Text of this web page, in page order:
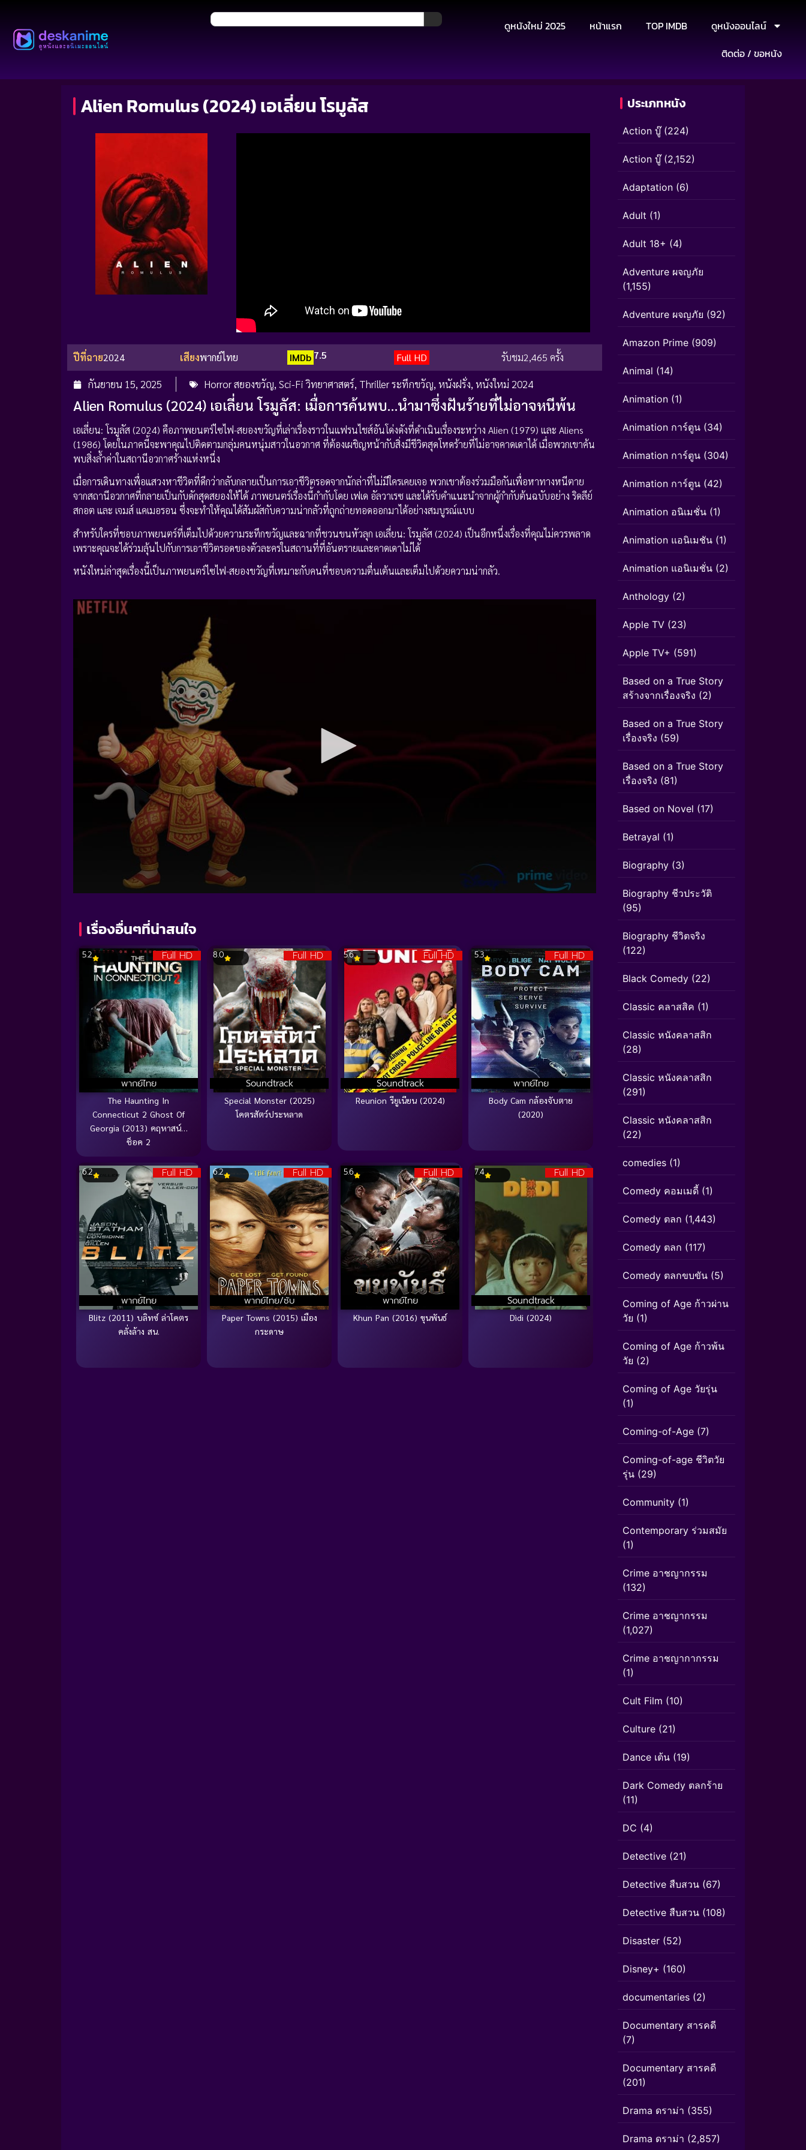
ดูหนังใหม่ 2025 หน้าแรก TOP IMDB
ดูหนังออนไลน์
ติดต่อ / ขอหนัง
Alien Romulus (2024) เอเลี่ยน โรมูลัส
ปีที่ฉาย2024 เสียงพากย์ไทย IMDb 7.5 Full HD รับชม2,465 ครั้ง
กันยายน 15, 2025 Horror สยองขวัญ, Sci-Fi วิทยาศาสตร์, Thriller ระทึกขวัญ, หนังฝรั่ง, หนังใหม่ 2024
Alien Romulus (2024) เอเลี่ยน โรมูลัส: เมื่อการค้นพบ…นำมาซึ่งฝันร้ายที่ไม่อาจหนีพ้น
เอเลี่ยน: โรมูลัส (2024) คือภาพยนตร์ไซไฟ-สยองขวัญที่เล่าเรื่องราวในแฟรนไชส์อันโด่งดังที่ดำเนินเรื่องระหว่าง Alien (1979) และ Aliens
(1986) โดยในภาคนี้จะพาคุณไปติดตามกลุ่มคนหนุ่มสาวในอวกาศ ที่ต้องเผชิญหน้ากับสิ่งมีชีวิตสุดโหดร้ายที่ไม่อาจคาดเดาได้ เมื่อพวกเขาค้น
พบสิ่งล้ำค่าในสถานีอวกาศร้างแห่งหนึ่ง
เมื่อการเดินทางเพื่อแสวงหาชีวิตที่ดีกว่ากลับกลายเป็นการเอาชีวิตรอดจากนักล่าที่ไม่มีใครเคยเจอ พวกเขาต้องร่วมมือกันเพื่อหาทางหนีตาย
จากสถานีอวกาศที่กลายเป็นกับดักสุดสยองให้ได้ ภาพยนตร์เรื่องนี้กำกับโดย เฟเด อัลวาเรซ และได้รับคำแนะนำจากผู้กำกับต้นฉบับอย่าง ริดลีย์
สกอต และ เจมส์ แคเมอรอน ซึ่งจะทำให้คุณได้สัมผัสกับความน่ากลัวที่ถูกถ่ายทอดออกมาได้อย่างสมบูรณ์แบบ
สำหรับใครที่ชอบภาพยนตร์ที่เต็มไปด้วยความระทึกขวัญและฉากที่ชวนขนหัวลุก เอเลี่ยน: โรมูลัส (2024) เป็นอีกหนึ่งเรื่องที่คุณไม่ควรพลาด
เพราะคุณจะได้ร่วมลุ้นไปกับการเอาชีวิตรอดของตัวละครในสถานที่ที่อันตรายและคาดเดาไม่ได้
หนังใหม่ล่าสุดเรื่องนี้เป็นภาพยนตร์ไซไฟ-สยองขวัญที่เหมาะกับคนที่ชอบความตื่นเต้นและเต็มไปด้วยความน่ากลัว.
เรื่องอื่นๆที่น่าสนใจ
Full HD
พากย์ไทย
5.2
The Haunting In
Connecticut 2 Ghost Of
Georgia (2013) คฤหาสน์…
ช็อค 2
Full HD
Soundtrack
8.0
Special Monster (2025)
โคตรสัตว์ประหลาด
Full HD
Soundtrack
5.6
Reunion รียูเนียน (2024)
Full HD
พากย์ไทย
5.3
Body Cam กล้องจับตาย
(2020)
Full HD
พากย์ไทย
6.2
Blitz (2011) บลิทซ์ ล่าโคตร
คลั่งล้าง สน.
Full HD
พากย์ไทย/ซับ
6.2
Paper Towns (2015) เมือง
กระดาษ
Full HD
พากย์ไทย
5.6
Khun Pan (2016) ขุนพันธ์
Full HD
Soundtrack
7.4
Dìdi (2024)
ประเภทหนัง
Action บู๊(224)
Action บู๊(2,152)
Adaptation (6)
Adult (1)
Adult 18+ (4)
Adventure ผจญภัย
(1,155)
Adventure ผจญภัย (92)
Amazon Prime (909)
Animal (14)
Animation (1)
Animation การ์ตูน (34)
Animation การ์ตูน (304)
Animation การ์ตูน (42)
Animation อนิเมชั่น (1)
Animation แอนิเมชัน (1)
Animation แอนิเมชั่น (2)
Anthology (2)
Apple TV (23)
Apple TV+ (591)
Based on a True Story
สร้างจากเรื่องจริง (2)
Based on a True Story
เรื่องจริง (59)
Based on a True Story
เรื่องจริง (81)
Based on Novel (17)
Betrayal (1)
Biography (3)
Biography ชีวประวัติ
(95)
Biography ชีวิตจริง
(122)
Black Comedy (22)
Classic คลาสสิค (1)
Classic หนังคลาสสิก
(28)
Classic หนังคลาสสิก
(291)
Classic หนังคลาสสิก
(22)
comedies (1)
Comedy คอมเมดี้ (1)
Comedy ตลก (1,443)
Comedy ตลก (117)
Comedy ตลกขบขัน (5)
Coming of Age ก้าวผ่าน
วัย (1)
Coming of Age ก้าวพ้น
วัย (2)
Coming of Age วัยรุ่น
(1)
Coming-of-Age (7)
Coming-of-age ชีวิตวัย
รุ่น (29)
Community (1)
Contemporary ร่วมสมัย
(1)
Crime อาชญากรรม
(132)
Crime อาชญากรรม
(1,027)
Crime อาชญากากรรม
(1)
Cult Film (10)
Culture (21)
Dance เต้น (19)
Dark Comedy ตลกร้าย
(11)
DC (4)
Detective (21)
Detective สืบสวน (67)
Detective สืบสวน (108)
Disaster (52)
Disney+ (160)
documentaries (2)
Documentary สารคดี
(7)
Documentary สารคดี
(201)
Drama ดราม่า (355)
Drama ดราม่า (2,857)